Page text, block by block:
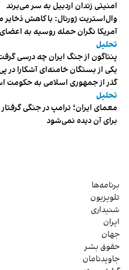
امنیتی زندان اردبیل به سر می‌برند
وال‌استریت ژورنال: با کاهش ذخایر
آمریکا نگران حمله روسیه به
تحلیل
پنتاگون از جنگ ایران چه درسی
یکی از بستگان خامنه‌ای آشکارا در
گذر از جمهوری اسلامی به حکومت
تحلیل
معمای ایران؛ ترامپ در جنگی
برای آن دیده نمی‌شود
برنامه‌ها
تلویزیون
شنیداری
ایران
جهان
حقوق بشر
جاویدنامان